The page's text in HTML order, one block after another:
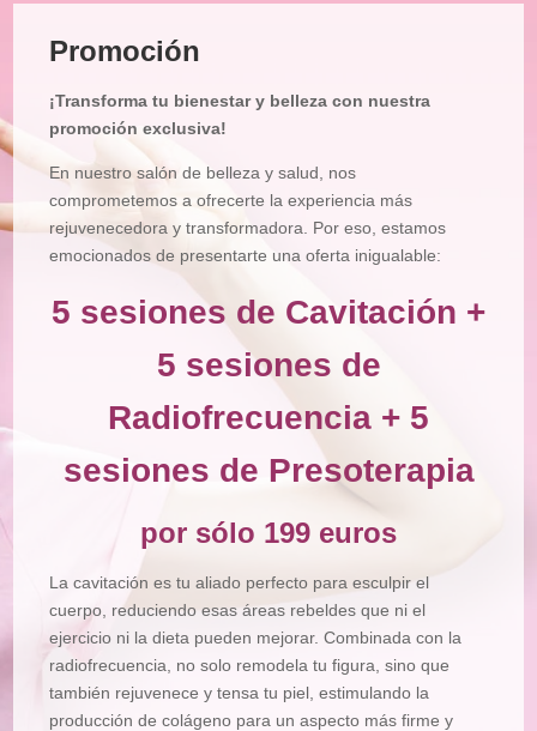
Tratamiento
Tratamiento
Depilación
Manicura
y
Pedicura
Maquillajes
Micropigmentación
Microblading
Pestañas
Peluquería
Promoción
¡Transforma tu bienestar y belleza con nuestra
promoción exclusiva!
En nuestro salón de belleza y salud, nos
comprometemos a ofrecerte la experiencia más
rejuvenecedora y transformadora. Por eso, estamos
emocionados de presentarte una oferta inigualable:
5 sesiones de Cavitación +
5 sesiones de
Radiofrecuencia + 5
sesiones de Presoterapia
por sólo 199 euros
La cavitación es tu aliado perfecto para esculpir el
cuerpo, reduciendo esas áreas rebeldes que ni el
ejercicio ni la dieta pueden mejorar. Combinada con la
radiofrecuencia, no solo remodela tu figura, sino que
también rejuvenece y tensa tu piel, estimulando la
producción de colágeno para un aspecto más firme y